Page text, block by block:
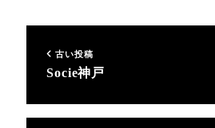
古い投稿
Socie神戸